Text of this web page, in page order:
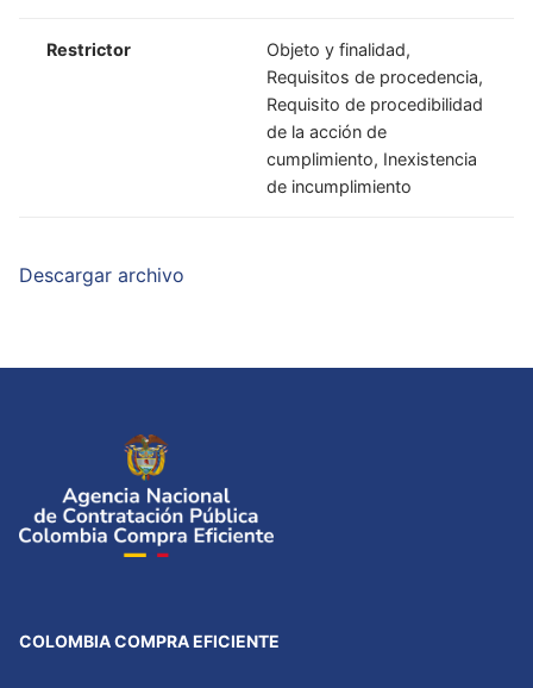
Restrictor
Objeto y finalidad,
Requisitos de procedencia,
Requisito de procedibilidad
de la acción de
cumplimiento, Inexistencia
de incumplimiento
Descargar archivo
COLOMBIA COMPRA EFICIENTE